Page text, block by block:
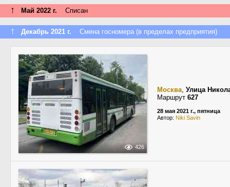
↑ Май 2022 г. Списан
↑ Декабрь 2021 г. Смена госномера (в пределах предприятия)
426
Москва, Улица
Маршрут 627
28 мая 2021 г., пятница
Автор: Niki Savin